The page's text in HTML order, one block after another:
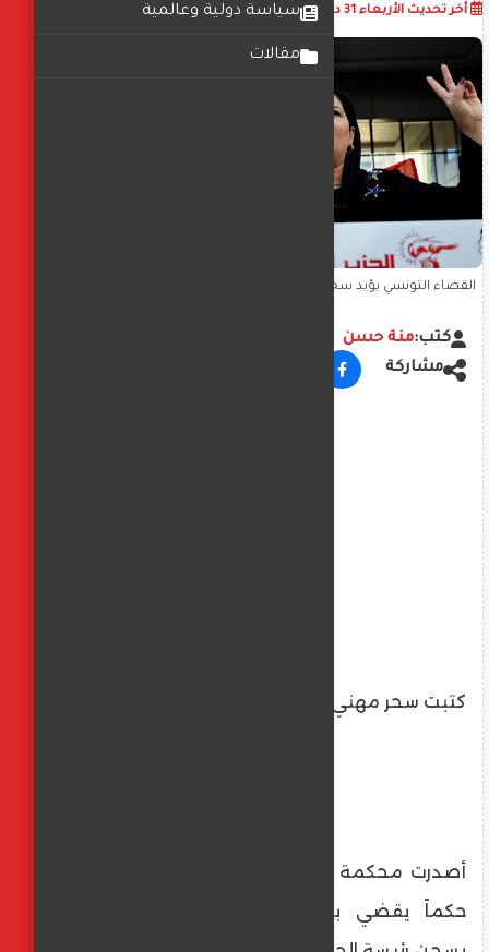
سياسة دولية وعالمية
مقالات
أخر تحديث الأربعاء 31 ديسمبر 2025
القضاء التونسي يؤيد سجن المعارضة عبير موسي لمدة عامين.. وهيئة
كتب:منة حسن
مشاركة
كتبت سحر مهني
​أصدرت محكمة الاستئناف بتونس، يوم الثلاثاء،
حكماً يقضي بتأييد الحكم الابتدائي الصادر